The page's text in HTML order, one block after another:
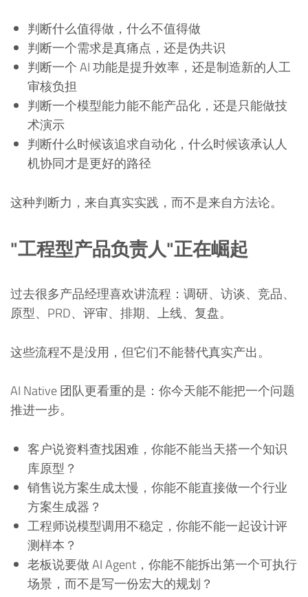
判断什么值得做，什么不值得做
判断一个需求是真痛点，还是伪共识
判断一个 AI 功能是提升效率，还是制造新的人工
审核负担
判断一个模型能力能不能产品化，还是只能做技
术演示
判断什么时候该追求自动化，什么时候该承认人
机协同才是更好的路径
这种判断力，来自真实实践，而不是来自方法论。
"工程型产品负责人"正在崛起
过去很多产品经理喜欢讲流程：调研、访谈、竞品、
原型、PRD、评审、排期、上线、复盘。
这些流程不是没用，但它们不能替代真实产出。
AI Native 团队更看重的是：你今天能不能把一个问题
推进一步。
客户说资料查找困难，你能不能当天搭一个知识
库原型？
销售说方案生成太慢，你能不能直接做一个行业
方案生成器？
工程师说模型调用不稳定，你能不能一起设计评
测样本？
老板说要做 AI Agent，你能不能拆出第一个可执行
场景，而不是写一份宏大的规划？